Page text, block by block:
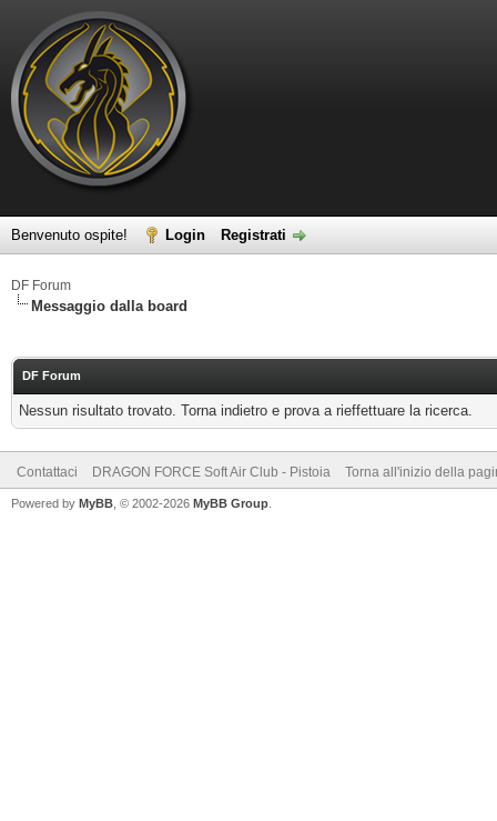
Benvenuto ospite! Login Registrati
DF Forum
Messaggio dalla board
DF Forum
Nessun risultato trovato. Torna indietro e prova a rieffettuare la ricerca.
Contattaci DRAGON FORCE Soft Air Club - Pistoia Torna all'inizio della
Powered by MyBB , © 2002-2026 MyBB Group